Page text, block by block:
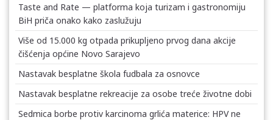
Taste and Rate — platforma koja turizam i gastronomiju
BiH priča onako kako zaslužuju
Više od 15.000 kg otpada prikupljeno prvog dana akcije
čišćenja općine Novo Sarajevo
Nastavak besplatne škola fudbala za osnovce
Nastavak besplatne rekreacije za osobe treće životne dobi
Sedmica borbe protiv karcinoma grlića materice: HPV ne